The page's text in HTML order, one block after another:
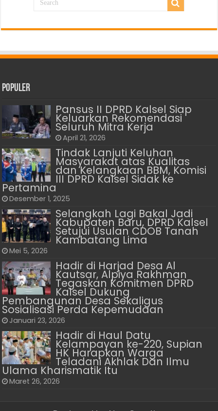
Populer
Pansus II DPRD Kalsel Siap
Keluarkan Rekomendasi
Seluruh Mitra Kerja
April 21, 2026
Tindak Lanjuti Keluhan
Masyarakat atas Kualitas
dan Kelangkaan BBM, Komisi
III DPRD Kalsel Sidak ke
Pertamina
Desember 1, 2025
Selangkah Lagi Bakal Jadi
Kabupaten Baru, DPRD Kalsel
Setujui Usulan CDOB Tanah
Kambatang Lima
Mei 5, 2026
Hadir di Harjad Desa Al
Kautsar, Alpiya Rakhman
Tegaskan Komitmen DPRD
Kalsel Dukung
Pembangunan Desa Sekaligus
Sosialisasi Perda Kepemudaan
Januari 23, 2026
Hadir di Haul Datu
Kelampayan ke-220, Supian
HK Harapkan Warga
Teladani Akhlak Dan Ilmu
Ulama Kharismatik Itu
Maret 26, 2026